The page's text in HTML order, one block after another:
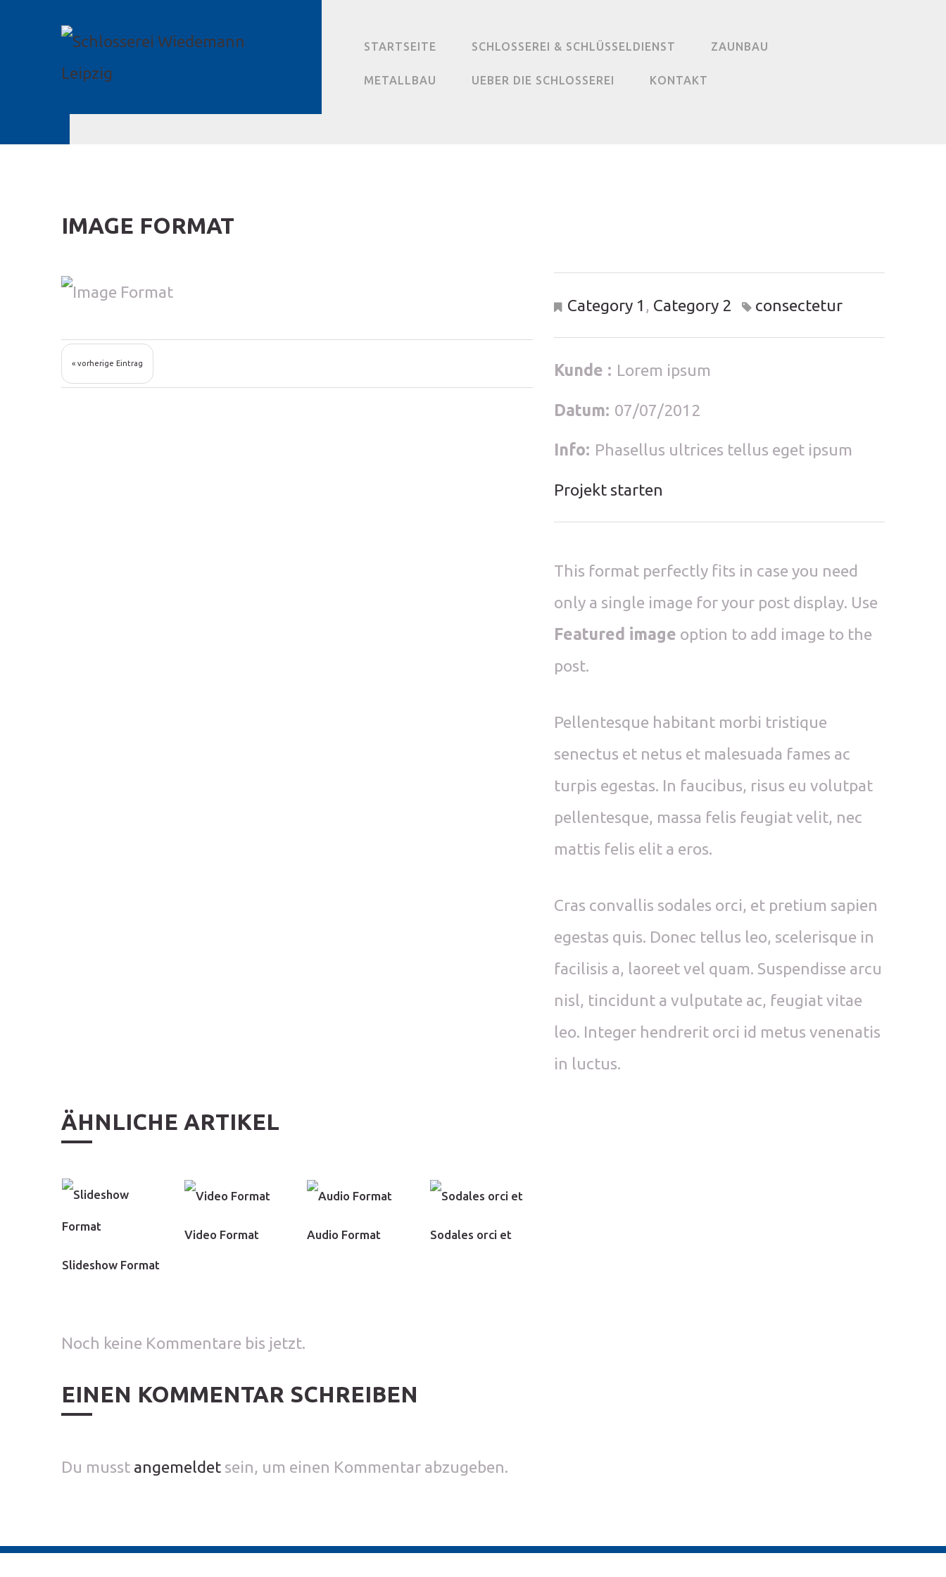
STARTSEITE SCHLOSSEREI & SCHLÜSSELDIENST ZAUNBAU
METALLBAU UEBER DIE SCHLOSSEREI KONTAKT
IMAGE FORMAT
« vorherige Eintrag
Category 1 , Category 2 consectetur
Kunde : Lorem ipsum
Datum: 07/07/2012
Info: Phasellus ultrices tellus eget ipsum
Projekt starten
This format perfectly fits in case you need
only a single image for your post display. Use
Featured image option to add image to the
post.
Pellentesque habitant morbi tristique
senectus et netus et malesuada fames ac
turpis egestas. In faucibus, risus eu volutpat
pellentesque, massa felis feugiat velit, nec
mattis felis elit a eros.
Cras convallis sodales orci, et pretium sapien
egestas quis. Donec tellus leo, scelerisque in
facilisis a, laoreet vel quam. Suspendisse arcu
nisl, tincidunt a vulputate ac, feugiat vitae
leo. Integer hendrerit orci id metus venenatis
in luctus.
ÄHNLICHE ARTIKEL
Slideshow Format
Video Format Audio Format Sodales orci et
Noch keine Kommentare bis jetzt.
EINEN KOMMENTAR SCHREIBEN
Du musst angemeldet sein, um einen Kommentar abzugeben.